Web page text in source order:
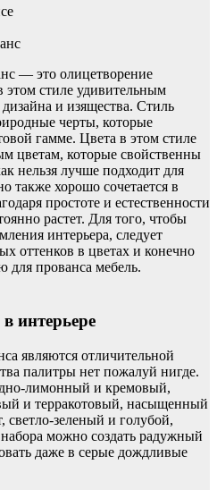
— это олицетворение
стиле удивительным
дизайна и изящества. Стиль
черты, которые
гамме. Цвета в этом стиле
цветам, которые свойственны
нельзя лучше подходит для
также хорошо сочетается в
простоте и естественности
растет. Для того, чтобы
интерьера, следует
оттенков в цветах и конечно
для прованса мебель.
интерьере
являются отличительной
палитры нет пожалуй нигде.
лимонный и кремовый,
и терракотовый, насыщенный
зеленый и голубой,
можно создать радужный
даже в серые дождливые